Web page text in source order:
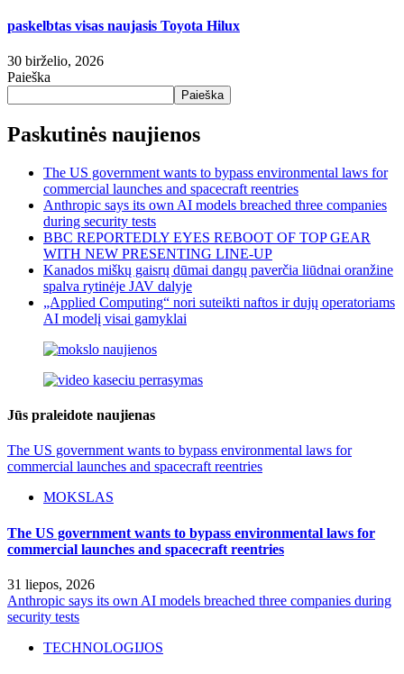
paskelbtas visas naujasis Toyota Hilux
30 birželio, 2026
Paieška
Paieška
Paskutinės naujienos
The US government wants to bypass environmental laws for
commercial launches and spacecraft reentries
Anthropic says its own AI models breached three companies
during security tests
BBC REPORTEDLY EYES REBOOT OF TOP GEAR
WITH NEW PRESENTING LINE-UP
Kanados miškų gaisrų dūmai dangų paverčia liūdnai oranžine
spalva rytinėje JAV dalyje
„Applied Computing“ nori suteikti naftos ir dujų operatoriams
AI modelį visai gamyklai
Jūs praleidote naujienas
The US government wants to bypass environmental laws for
commercial launches and spacecraft reentries
MOKSLAS
The US government wants to bypass environmental laws for
commercial launches and spacecraft reentries
31 liepos, 2026
Anthropic says its own AI models breached three companies during
security tests
TECHNOLOGIJOS